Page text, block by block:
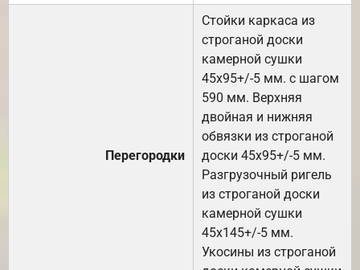
Перегородки
Стойки каркаса из
строганой доски
камерной сушки
45х95+/-5 мм. с шагом
590 мм. Верхняя
двойная и нижняя
обвязки из строганой
доски 45х95+/-5 мм.
Разгрузочный ригель
из строганой доски
камерной сушки
45х145+/-5 мм.
Укосины из строганой